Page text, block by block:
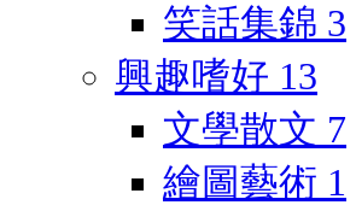
笑話集錦 3
興趣嗜好 13
文學散文 7
繪圖藝術 1